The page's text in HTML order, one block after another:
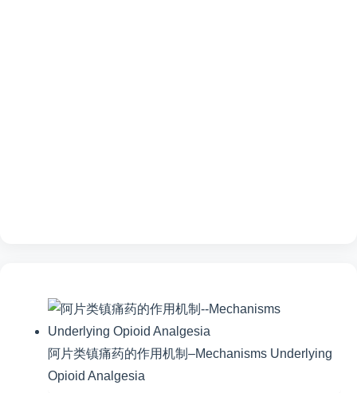
阿片类镇痛药的作用机制–Mechanisms Underlying
Opioid Analgesia